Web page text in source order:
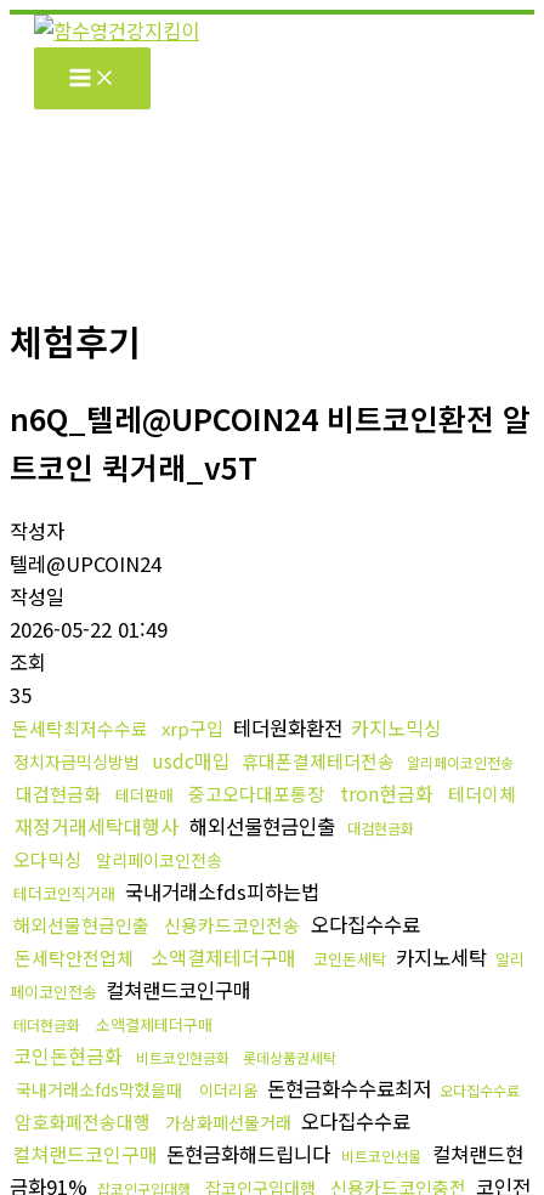
콘
체험후기
n6Q_텔레@UPCOIN24 비트코인환전 알
트코인 퀵거래_v5T
작성자
텔레@UPCOIN24
작성일
2026-05-22 01:49
조회
35
돈세탁최저수수료 xrp구입 테더원화환전 카지노믹싱
정치자금믹싱방법 usdc매입 휴대폰결제테더전송 알리페이코인전송
대검현금화 테더판매 중고오다대포통장 tron현금화 테더이체
재정거래세탁대행사 해외선물현금인출 대검현금화
오다믹싱 알리페이코인전송
테더코인직거래 국내거래소fds피하는법
해외선물현금인출 신용카드코인전송 오다집수수료
돈세탁안전업체 소액결제테더구매 코인돈세탁 카지노세탁 알리
페이코인전송 컬쳐랜드코인구매
테더현금화 소액결제테더구매
코인돈현금화 비트코인현금화 롯데상품권세탁
국내거래소fds막혔을때 이더리움 돈현금화수수료최저 오다집수수료
암호화폐전송대행 가상화폐선물거래 오다집수수료
컬쳐랜드코인구매 돈현금화해드립니다 비트코인선물 컬쳐랜드현
금화91% 잡코인구입대행 잡코인구입대행 신용카드코인충전 코인전